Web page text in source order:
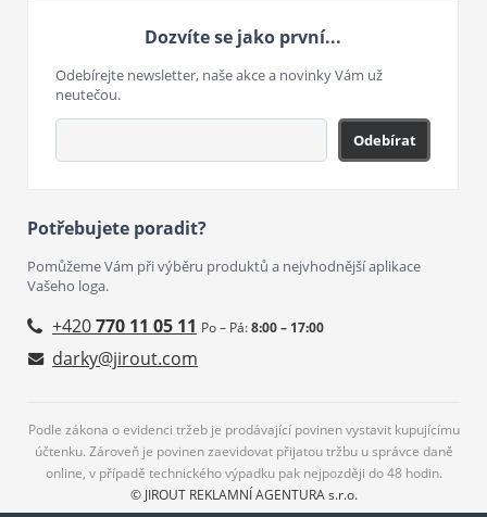
Dozvíte se jako první...
Odebírejte newsletter, naše akce a novinky Vám už
neutečou.
Odebírat
Potřebujete poradit?
Pomůžeme Vám při výběru produktů a nejvhodnější aplikace
Vašeho loga.
+420770 11 05 11 Po – Pá:8:00 – 17:00
darky@jirout.com
Podle zákona o evidenci tržeb je prodávající povinen vystavit kupujícímu
účtenku. Zároveň je povinen zaevidovat přijatou tržbu u správce daně
online, v případě technického výpadku pak nejpozději do 48 hodin.
© JIROUT REKLAMNÍ AGENTURA s.r.o.